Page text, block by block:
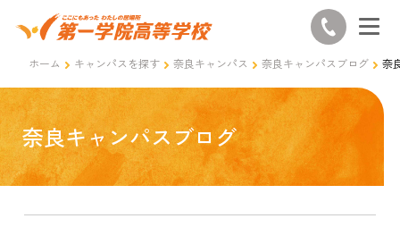
ホーム キャンパスを探す 奈良キャンパス 奈良キャンパスブログ 奈
奈良キャンパスブログ